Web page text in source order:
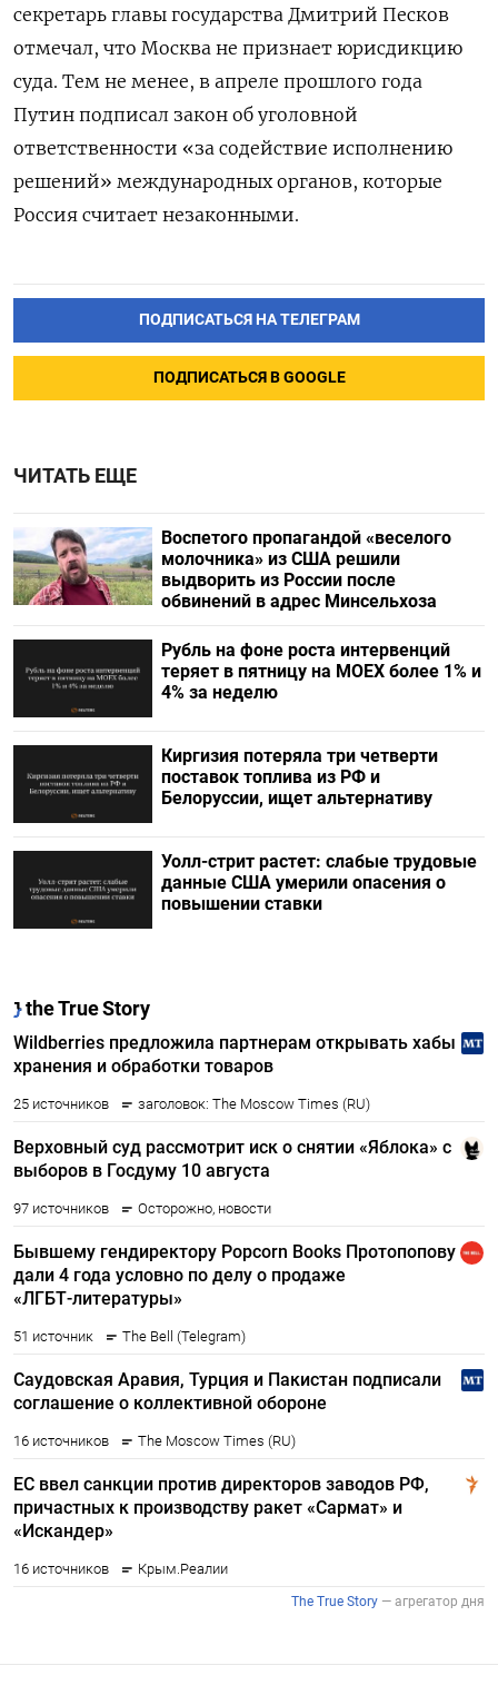
секретарь главы государства Дмитрий Песков
отмечал, что Москва не признает юрисдикцию
суда. Тем не менее, в апреле прошлого года
Путин подписал закон об уголовной
ответственности «за содействие исполнению
решений» международных органов, которые
Россия считает незаконными.
ПОДПИСАТЬСЯ НА ТЕЛЕГРАМ
ПОДПИСАТЬСЯ В GOOGLE
ЧИТАТЬ ЕЩЕ
Воспетого пропагандой «веселого
молочника» из США решили
выдворить из России после
обвинений в адрес Минсельхоза
Рубль на фоне роста интервенций
теряет в пятницу на МОЕХ более 1% и
4% за неделю
Киргизия потеряла три четверти
поставок топлива из РФ и
Белоруссии, ищет альтернативу
Уолл-стрит растет: слабые трудовые
данные США умерили опасения о
повышении ставки